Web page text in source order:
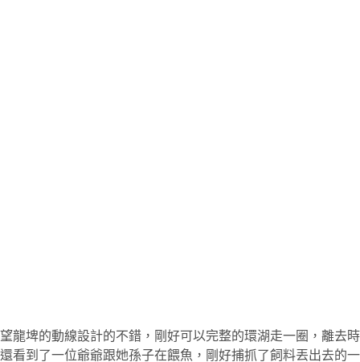
望龍埤的動線設計的不錯，剛好可以完整的環湖走一圈，離去時
還看到了一位爺爺跟她孫子在餵魚，剛好捕抓了飼料丟出去的一